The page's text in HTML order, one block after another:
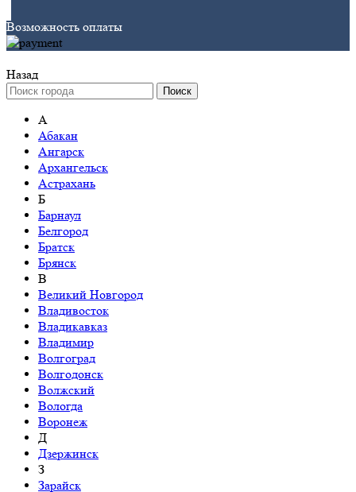
Возможность оплаты
Назад
Поиск
А
Абакан
Ангарск
Архангельск
Астрахань
Б
Барнаул
Белгород
Братск
Брянск
В
Великий Новгород
Владивосток
Владикавказ
Владимир
Волгоград
Волгодонск
Волжский
Вологда
Воронеж
Д
Дзержинск
З
Зарайск